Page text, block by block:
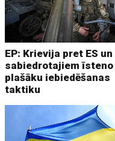
EP: Krievija pret ES un
sabiedrotajiem īsteno
plašāku iebiedēšanas
taktiku